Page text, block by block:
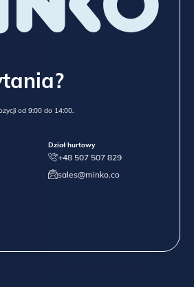
– ponieważ każda nowa partia
cechy.
orzechowego z dwóch partii:
od 9:00 do 14:00.
Dział hurtowy
+48 507 507 829
sales@minko.co